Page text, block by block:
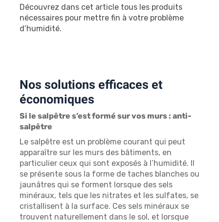
Découvrez dans cet article tous les produits
nécessaires pour mettre fin à votre problème
d’humidité.
Nos solutions efficaces et
économiques
Si le salpêtre s’est formé sur vos murs : anti-
salpêtre
Le salpêtre est un problème courant qui peut
apparaître sur les murs des bâtiments, en
particulier ceux qui sont exposés à l’humidité. Il
se présente sous la forme de taches blanches ou
jaunâtres qui se forment lorsque des sels
minéraux, tels que les nitrates et les sulfates, se
cristallisent à la surface. Ces sels minéraux se
trouvent naturellement dans le sol, et lorsque